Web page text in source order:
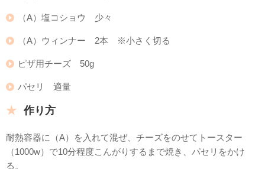
（A）塩コショウ 少々
（A）ウィンナー 2本 ※小さく切る
ピザ用チーズ 50g
パセリ 適量
作り方
耐熱容器に（A）を入れて混ぜ、チーズをのせてトースター
（1000w）で10分程度こんがりするまで焼き、パセリをかけ
る。